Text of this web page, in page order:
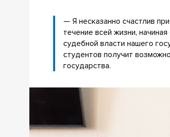
— Я несказанно счастлив
течение всей жизни,
судебной власти нашего
студентов получит
государства.